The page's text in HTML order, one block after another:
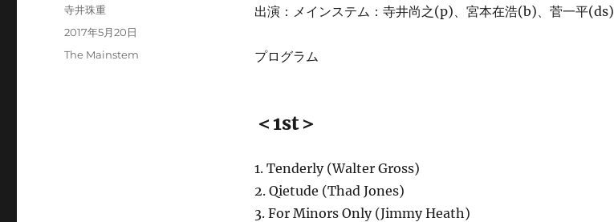
出演：メインステム：寺井尚之(p)、宮本在浩(b)、菅一平(ds)
プログラム
＜1st＞
1. Tenderly (Walter Gross)
2. Qietude (Thad Jones)
3. For Minors Only (Jimmy Heath)
投
寺井珠重
投
稿
2017年5月20日
カ
The Mainstem